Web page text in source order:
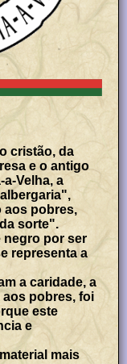
cristão, da
e o antigo
Velha, a
aos pobres,
sorte".
negro por ser
representa a
a caridade, a
aos pobres, foi
este
e
mais